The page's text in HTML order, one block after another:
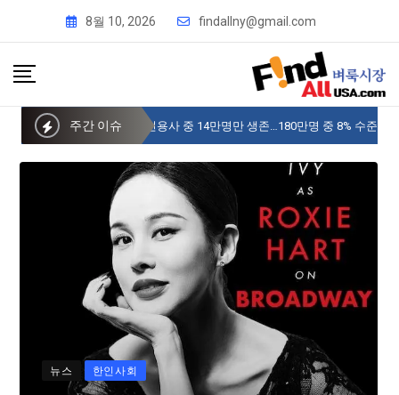
8월 10, 2026 findallny@gmail.com
주간 이슈 사이버 한국외국어대 미주글로벌센터 뉴욕
뉴스 한인사회